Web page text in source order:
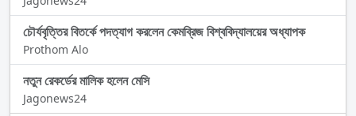
চৌর্যবৃত্তির বিতর্কে পদত্যাগ করলেন কেমব্রিজ বিশ্ববিদ্যালয়ের অধ্যাপক
Prothom Alo
নতুন রেকর্ডের মালিক হলেন মেসি
Jagonews24